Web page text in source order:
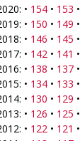
• 154• 153 •
• 150 • 149 •
• 146 • 145 •
• 142 • 141 •
• 138 • 137•
• 134• 133 •
• 130 • 129 •
• 126 • 125 •
• 122 • 121 •